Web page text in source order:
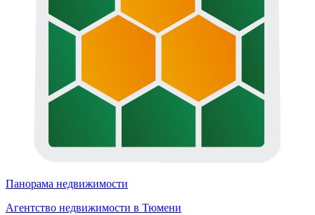
Панорама недвижимости
Агентство недвижимости в Тюмени